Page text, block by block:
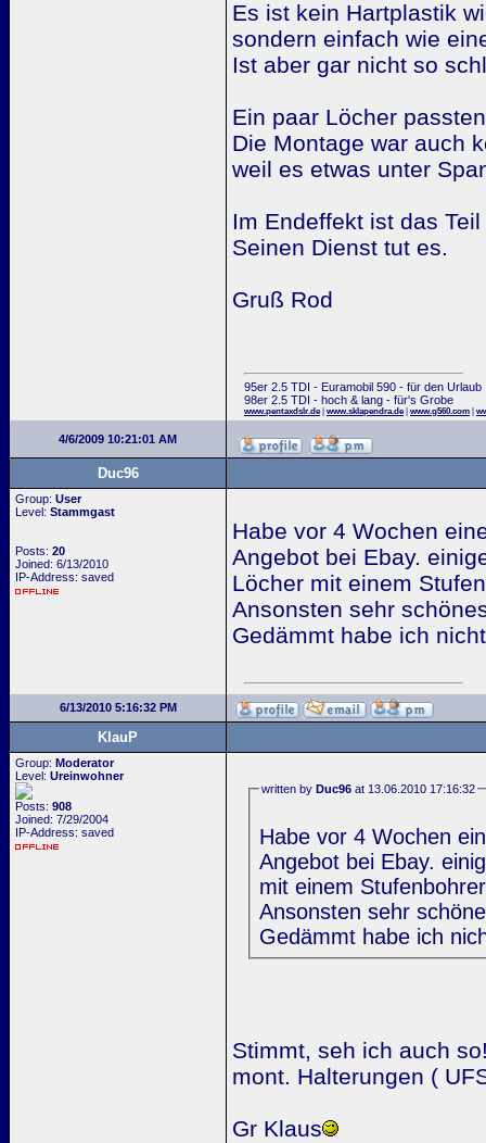
Es ist kein Hartplastik
sondern einfach wie
Ist aber gar nicht so
Ein paar Löcher
Die Montage war auch
weil es etwas unter
Im Endeffekt ist das
Seinen Dienst tut es.
Gruß Rod
95er 2.5 TDI - Euramobil 590 - für den Urlaub
98er 2.5 TDI - hoch & lang - für's Grobe
www.pentaxdslr.de www.sklapendra.de www.g560.com
4/6/2009 10:21:01 AM
Duc96
Group: User
Level: Stammgast
Posts: 20
Joined: 6/13/2010
IP-Address: saved
Habe vor 4 Wochen
Angebot bei Ebay.
Löcher mit einem
Ansonsten sehr
Gedämmt habe ich
6/13/2010 5:16:32 PM
KlauP
Group: Moderator
Level: Ureinwohner
Posts: 908
Joined: 7/29/2004
IP-Address: saved
written byDuc96 at 13.06.2010 17:16:32
Habe vor 4 Wochen
Angebot bei Ebay.
mit einem
Ansonsten sehr
Gedämmt habe ich
Stimmt, seh ich auch
mont. Halterungen (
Gr Klaus